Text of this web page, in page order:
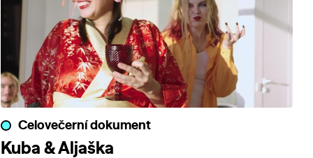
Celovečerní dokument
Kuba & Aljaška